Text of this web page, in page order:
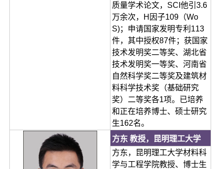
质量学术论文，SCI他引3.6
万余次，H因子109（Wo
S)；申请国家发明专利113
件，其中授权87件；获国家
技术发明奖二等奖、湖北省
技术发明奖一等奖、河南省
自然科学奖二等奖及建筑材
料科学技术奖（基础研究
奖）二等奖各1项。已培养
和正在培养博士、硕士研究
生162名。
方东 教授，昆明理工大学
方东，昆明理工大学材料科
学与工程学院教授、博士生